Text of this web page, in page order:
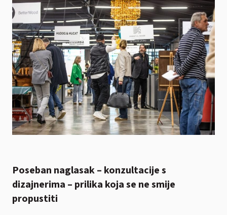
Poseban naglasak – konzultacije s
dizajnerima – prilika koja se ne smije
propustiti